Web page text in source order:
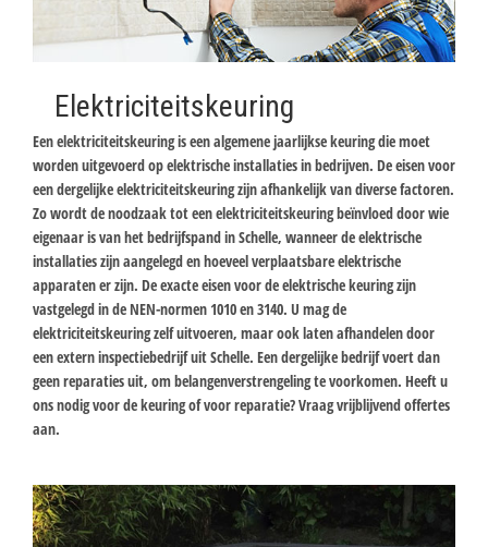
Elektriciteitskeuring
Een elektriciteitskeuring is een algemene jaarlijkse keuring die moet
worden uitgevoerd op elektrische installaties in bedrijven. De eisen voor
een dergelijke elektriciteitskeuring zijn afhankelijk van diverse factoren.
Zo wordt de noodzaak tot een elektriciteitskeuring beïnvloed door wie
eigenaar is van het bedrijfspand in Schelle, wanneer de elektrische
installaties zijn aangelegd en hoeveel verplaatsbare elektrische
apparaten er zijn. De exacte eisen voor de elektrische keuring zijn
vastgelegd in de NEN-normen 1010 en 3140. U mag de
elektriciteitskeuring zelf uitvoeren, maar ook laten afhandelen door
een extern inspectiebedrijf uit Schelle. Een dergelijke bedrijf voert dan
geen reparaties uit, om belangenverstrengeling te voorkomen. Heeft u
ons nodig voor de keuring of voor reparatie? Vraag vrijblijvend offertes
aan.